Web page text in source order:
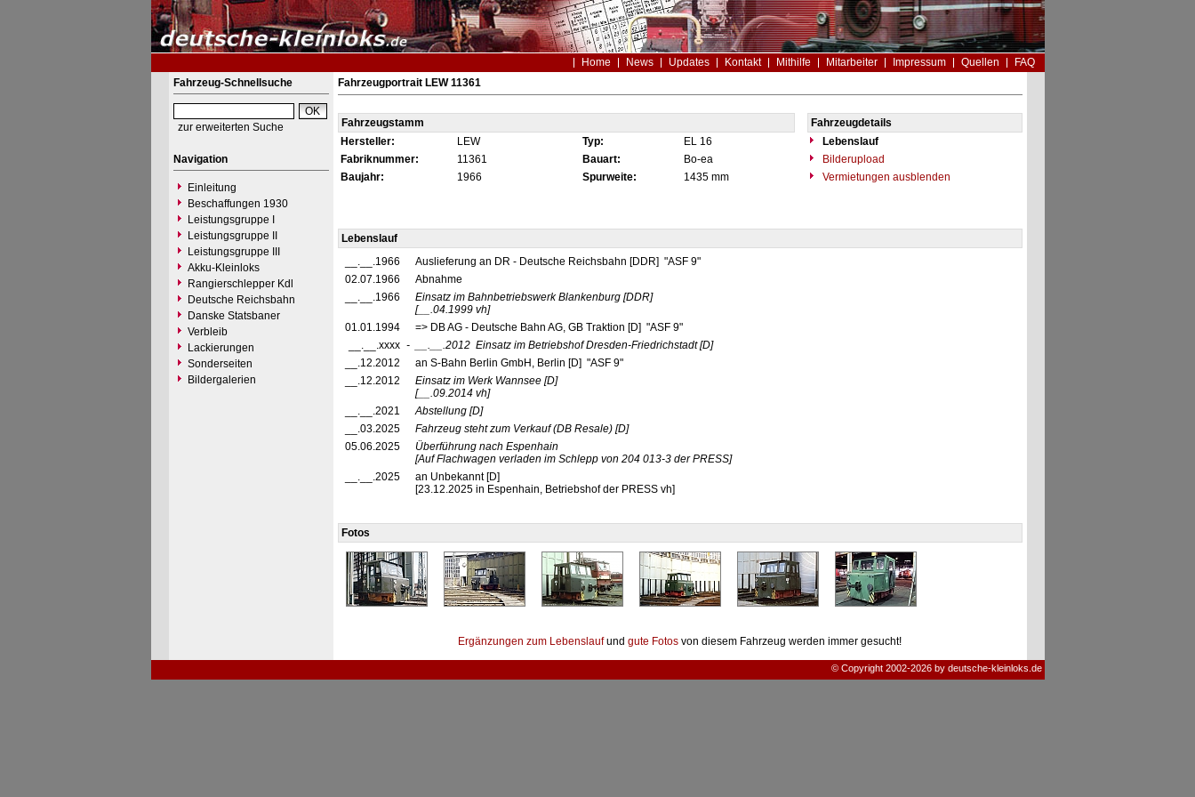
Home News Updates Kontakt Mithilfe Mitarbeiter Impressum Quellen
FAQ
Fahrzeug-Schnellsuche
zur erweiterten Suche
Navigation
Einleitung
Beschaffungen 1930
Leistungsgruppe I
Leistungsgruppe II
Leistungsgruppe III
Akku-Kleinloks
Rangierschlepper Kdl
Deutsche Reichsbahn
Danske Statsbaner
Verbleib
Lackierungen
Sonderseiten
Bildergalerien
Fahrzeugportrait LEW 11361
Fahrzeugstamm
Fahrzeugdetails
Hersteller:
LEW Typ: EL 16
Lebenslauf
Fabriknummer:
11361 Bauart: Bo-ea
Bilderupload
Baujahr:
1966 Spurweite: 1435 mm Vermietungen ausblenden
Lebenslauf
__.__.1966
Auslieferung an DR - Deutsche Reichsbahn [DDR] "ASF 9"
02.07.1966
Abnahme
__.__.1966
Einsatz im Bahnbetriebswerk Blankenburg [DDR]
[__.04.1999 vh]
01.01.1994
=> DB AG - Deutsche Bahn AG, GB Traktion [D] "ASF 9"
__.__.xxxx - __.__.2012 Einsatz im Betriebshof Dresden-Friedrichstadt [D]
__.12.2012
an S-Bahn Berlin GmbH, Berlin [D] "ASF 9"
__.12.2012
Einsatz im Werk Wannsee [D]
[__.09.2014 vh]
__.__.2021
Abstellung [D]
__.03.2025
Fahrzeug steht zum Verkauf (DB Resale) [D]
05.06.2025
Überführung nach Espenhain
[Auf Flachwagen verladen im Schlepp von 204 013-3 der PRESS]
__.__.2025
an Unbekannt [D]
[23.12.2025 in Espenhain, Betriebshof der PRESS vh]
Fotos
Ergänzungen zum Lebenslaufund gute Fotos von diesem Fahrzeug werden immer gesucht!
© Copyright 2002-2026 by deutsche-kleinloks.de